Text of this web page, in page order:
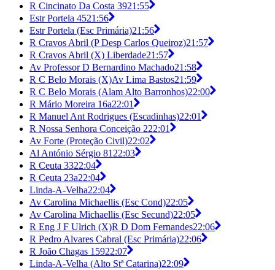
R Cincinato Da Costa 3921:55
Estr Portela 4521:56
Estr Portela (Esc Primária)21:56
R Cravos Abril (P Desp Carlos Queiroz)21:57
R Cravos Abril (X) Liberdade21:57
Av Professor D Bernardino Machado21:58
R C Belo Morais (X)Av Lima Bastos21:59
R C Belo Morais (Alam Alto Barronhos)22:00
R Mário Moreira 16a22:01
R Manuel Ant Rodrigues (Escadinhas)22:01
R Nossa Senhora Conceição 222:01
Av Forte (Proteção Civil)22:02
Al António Sérgio 81 22:03
R Ceuta 3322:04
R Ceuta 23a22:04
Linda-A-Velha22:04
Av Carolina Michaellis (Esc Cond)22:05
Av Carolina Michaellis (Esc Secund)22:05
R Eng J F Ulrich (X)R D Dom Fernandes22:06
R Pedro Alvares Cabral (Esc Primária)22:06
R João Chagas 15922:07
Linda-A-Velha (Alto Stª Catarina)22:09